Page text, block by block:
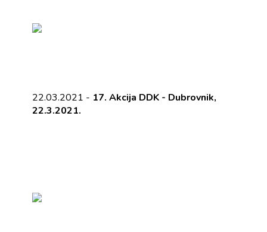
22.03.2021 - 17. Akcija DDK - Dubrovnik,
22.3.2021.